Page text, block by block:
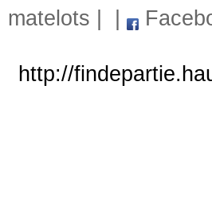
matelots
http://